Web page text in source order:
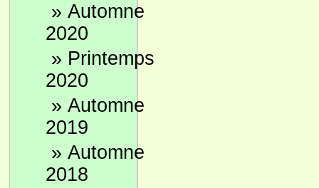
» Automne
2020
» Printemps
2020
» Automne
2019
» Automne
2018